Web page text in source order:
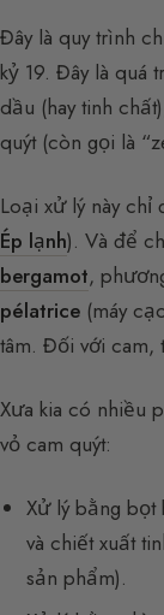
Đây là quy trình
kỷ 19. Đây là quá
dầu (hay tinh
quýt (còn gọi là
Loại xử lý này
Ép lạnh). Và để
bergamot,
pélatrice (máy
tâm. Đối với cam,
Xưa kia có nhiều
vỏ cam quýt:
Xử lý bằng bọt
và chiết xuất
sản phẩm).